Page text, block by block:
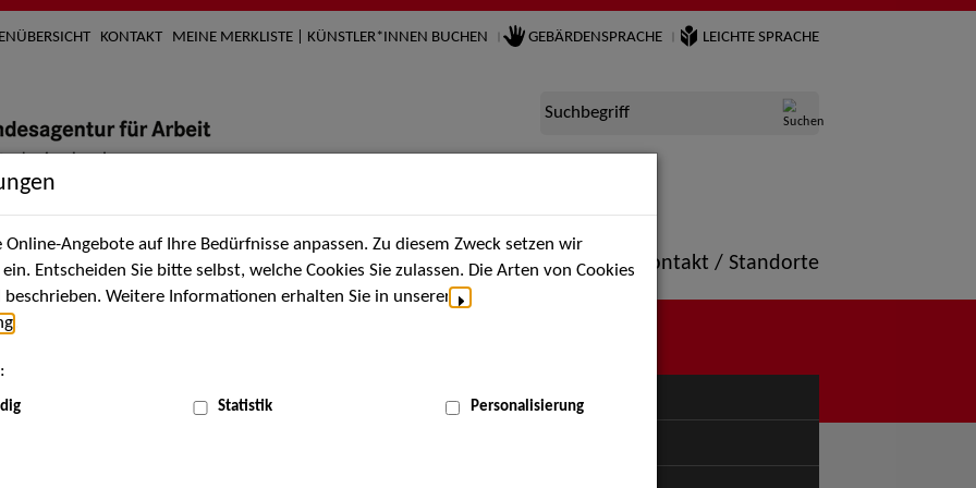
KONTAKT MEINE MERKLISTE | KÜNSTLER*INNEN BUCHEN GEBÄRDENSPRACHE LEICHTE SPRACHE
Suchbegriff
Künstler*innen Über uns Aktuelles Termine Portfolio Kontakt / Standorte
MENÜ
Angebote auf Ihre Bedürfnisse anpassen. Zu diesem Zweck setzen wir
Entscheiden Sie bitte selbst, welche Cookies Sie zulassen. Die Arten von Cookies
Weitere Informationen erhalten Sie in unserer
Statistik Personalisierung